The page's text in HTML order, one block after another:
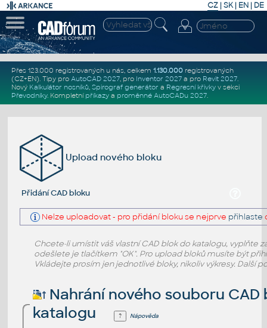
CZ | SK| EN | DE
Přes 123.000 registrovaných u nás, celkem 1.130.000registrovaných
(CZ+EN). Tipy pro AutoCAD 2027, pro Inventor 2027a pro Revit 2027.
Nový Kalkulátor nosníků, Spirograf generátor a Regresní křivkyv sekci
Převodníky. Kompletní příkazya proměnné AutoCADu 2027.
Upload nového bloku
Přidání CAD bloku
Nelze uploadovat - pro přidání bloku se nejprve přihlaste
Chcete-li umístit váš vlastní CAD blok do katalogu, vyplňte
odešlete je tlačítkem "OK". Pro upload bloků musíte být
Vkládejte prosím jen jednotlivé bloky, nikoliv výkresy. Další
Nahrání nového souboru CAD
katalogu
Nápověda